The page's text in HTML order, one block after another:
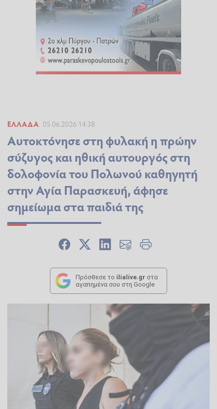
ΕΛΛΆΔΑ 05.06.2026 14:38
Αυτοκτόνησε στη φυλακή η πρώην
σύζυγος και ηθική αυτουργός στη
δολοφονία του Πολωνού καθηγητή
στην Αγία Παρασκευή, άφησε
σημείωμα στα παιδιά της
Πρόσθεσε το ilialive.gr στα
αγαπημένα σου στη Google